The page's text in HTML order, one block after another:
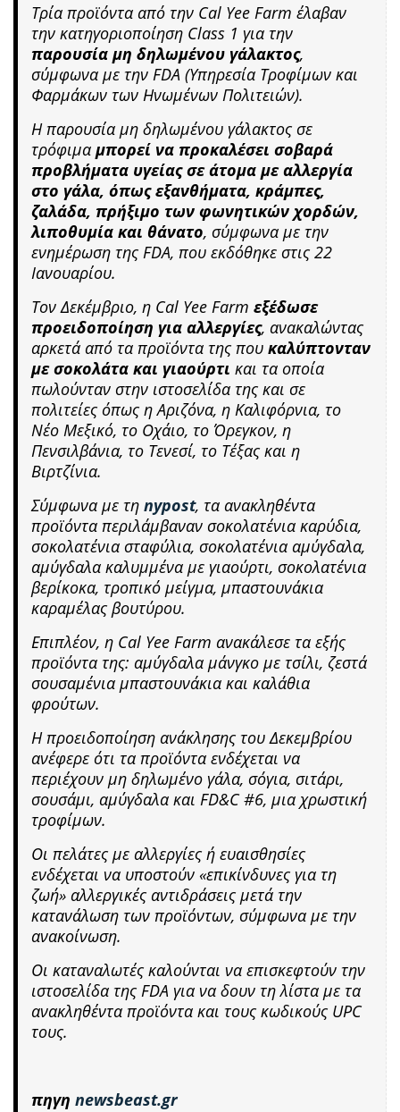
Τρία προϊόντα από την Cal Yee Farm έλαβαν
την κατηγοριοποίηση Class 1 για την
παρουσία μη δηλωμένου γάλακτος,
σύμφωνα με την FDA (Υπηρεσία Τροφίμων και
Φαρμάκων των Ηνωμένων Πολιτειών).
Η παρουσία μη δηλωμένου γάλακτος σε
τρόφιμα μπορεί να προκαλέσει σοβαρά
προβλήματα υγείας σε άτομα με αλλεργία
στο γάλα, όπως εξανθήματα, κράμπες,
ζαλάδα, πρήξιμο των φωνητικών χορδών,
λιποθυμία και θάνατο, σύμφωνα με την
ενημέρωση της FDA, που εκδόθηκε στις 22
Ιανουαρίου.
Τον Δεκέμβριο, η Cal Yee Farm εξέδωσε
προειδοποίηση για αλλεργίες, ανακαλώντας
αρκετά από τα προϊόντα της που καλύπτονταν
με σοκολάτα και γιαούρτι και τα οποία
πωλούνταν στην ιστοσελίδα της και σε
πολιτείες όπως η Αριζόνα, η Καλιφόρνια, το
Νέο Μεξικό, το Οχάιο, το Όρεγκον, η
Πενσιλβάνια, το Τενεσί, το Τέξας και η
Βιρτζίνια.
Σύμφωνα με τη nypost, τα ανακληθέντα
προϊόντα περιλάμβαναν σοκολατένια καρύδια,
σοκολατένια σταφύλια, σοκολατένια αμύγδαλα,
αμύγδαλα καλυμμένα με γιαούρτι, σοκολατένια
βερίκοκα, τροπικό μείγμα, μπαστουνάκια
καραμέλας βουτύρου.
Επιπλέον, η Cal Yee Farm ανακάλεσε τα εξής
προϊόντα της: αμύγδαλα μάνγκο με τσίλι, ζεστά
σουσαμένια μπαστουνάκια και καλάθια
φρούτων.
Η προειδοποίηση ανάκλησης του Δεκεμβρίου
ανέφερε ότι τα προϊόντα ενδέχεται να
περιέχουν μη δηλωμένο γάλα, σόγια, σιτάρι,
σουσάμι, αμύγδαλα και FD&C #6, μια χρωστική
τροφίμων.
Οι πελάτες με αλλεργίες ή ευαισθησίες
ενδέχεται να υποστούν «επικίνδυνες για τη
ζωή» αλλεργικές αντιδράσεις μετά την
κατανάλωση των προϊόντων, σύμφωνα με την
ανακοίνωση.
Οι καταναλωτές καλούνται να επισκεφτούν την
ιστοσελίδα της FDA για να δουν τη λίστα με τα
ανακληθέντα προϊόντα και τους κωδικούς UPC
τους.
πηγη newsbeast.gr